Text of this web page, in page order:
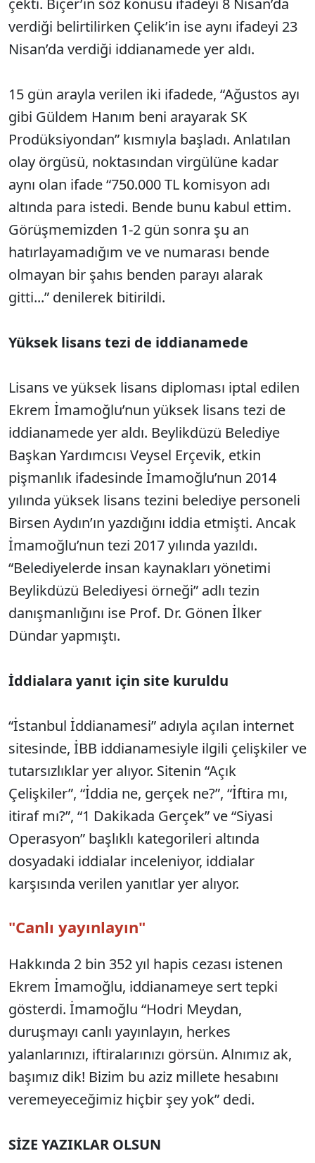
verdiği belirtilirken Çelik’in ise aynı ifadeyi 23
Nisan’da verdiği iddianamede yer aldı.
15 gün arayla verilen iki ifadede, “Ağustos ayı
gibi Güldem Hanım beni arayarak SK
Prodüksiyondan” kısmıyla başladı. Anlatılan
olay örgüsü, noktasından virgülüne kadar
aynı olan ifade “750.000 TL komisyon adı
altında para istedi. Bende bunu kabul ettim.
Görüşmemizden 1-2 gün sonra şu an
hatırlayamadığım ve ve numarası bende
olmayan bir şahıs benden parayı alarak
gitti...” denilerek bitirildi.
Yüksek lisans tezi de iddianamede
Lisans ve yüksek lisans diploması iptal edilen
Ekrem İmamoğlu’nun yüksek lisans tezi de
iddianamede yer aldı. Beylikdüzü Belediye
Başkan Yardımcısı Veysel Erçevik, etkin
pişmanlık ifadesinde İmamoğlu’nun 2014
yılında yüksek lisans tezini belediye personeli
Birsen Aydın’ın yazdığını iddia etmişti. Ancak
İmamoğlu’nun tezi 2017 yılında yazıldı.
“Belediyelerde insan kaynakları yönetimi
Beylikdüzü Belediyesi örneği” adlı tezin
danışmanlığını ise Prof. Dr. Gönen İlker
Dündar yapmıştı.
İddialara yanıt için site kuruldu
“İstanbul İddianamesi” adıyla açılan internet
sitesinde, İBB iddianamesiyle ilgili çelişkiler ve
tutarsızlıklar yer alıyor. Sitenin “Açık
Çelişkiler”, “İddia ne, gerçek ne?”, “İftira mı,
itiraf mı?”, “1 Dakikada Gerçek” ve “Siyasi
Operasyon” başlıklı kategorileri altında
dosyadaki iddialar inceleniyor, iddialar
karşısında verilen yanıtlar yer alıyor.
"Canlı yayınlayın"
Hakkında 2 bin 352 yıl hapis cezası istenen
Ekrem İmamoğlu, iddianameye sert tepki
gösterdi. İmamoğlu “Hodri Meydan,
duruşmayı canlı yayınlayın, herkes
yalanlarınızı, iftiralarınızı görsün. Alnımız ak,
başımız dik! Bizim bu aziz millete hesabını
veremeyeceğimiz hiçbir şey yok” dedi.
SİZE YAZIKLAR OLSUN